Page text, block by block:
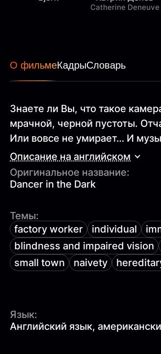
Catherine Deneuve
О фильмеКадрыСловарь
Знаете ли Вы, что такое
мрачной, черной пустоты.
Или вовсе не умирает… И
Описание на английском
Оригинальное название:
Dancer in the Dark
Темы:
factory worker
individual
blindness and impaired vision
small town
naivety
Язык:
Английский язык,